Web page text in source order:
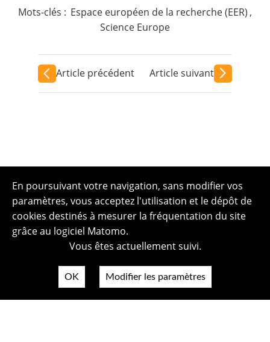
Mots-clés : Espace européen de la recherche (EER) ,
Science Europe
Article précédent Article suivant
En poursuivant votre navigation, sans modifier vos
paramètres, vous acceptez l'utilisation et le dépôt de
cookies destinés à mesurer la fréquentation du site
grâce au logiciel Matomo.
Vous êtes actuellement suivi.
OK Modifier les paramètres